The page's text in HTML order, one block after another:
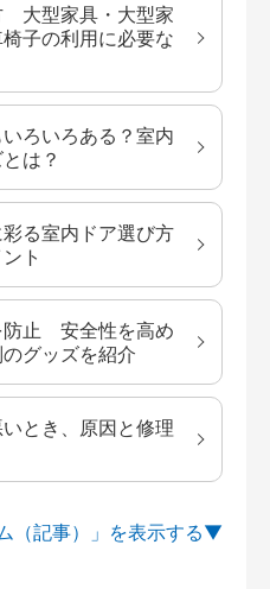
大型家具・大型家
子の利用に必要な
ろいろある？室内
は？
る室内ドア選び方
ト
防止 安全性を高め
グッズを紹介
とき、原因と修理
（記事）」を